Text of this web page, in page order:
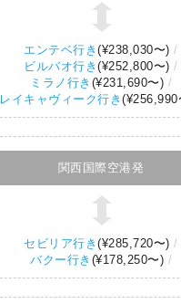
エンテベ行き(¥238,030〜)
ビルバオ行き(¥252,800〜)
ミラノ行き (¥231,690〜)
レイキャヴィーク行き(¥256,990
関西国際空港発
セビリア行き(¥285,720〜)
バクー行き (¥178,250〜)